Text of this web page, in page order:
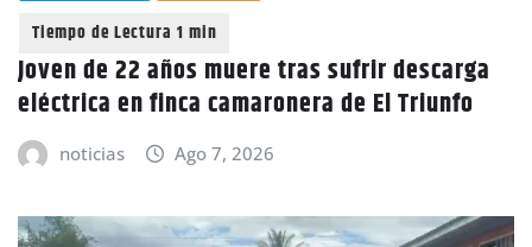
Joven de 22 años muere tras sufrir descarga
eléctrica en finca camaronera de El Triunfo
noticias Ago 7, 2026